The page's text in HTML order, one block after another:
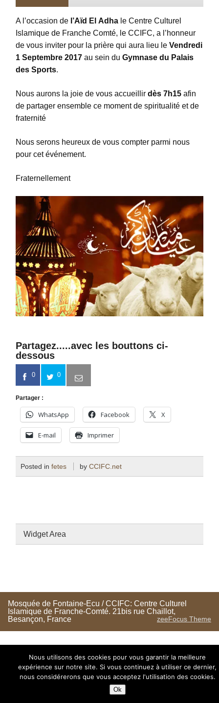
A l’occasion de l’Aïd El Adha le Centre Culturel
Islamique de Franche Comté, le CCIFC, a l’honneur
de vous inviter pour la prière qui aura lieu le Vendredi
1 Septembre 2017 au sein du Gymnase du Palais
des Sports.
Nous aurons la joie de vous accueillir dès 7h15 afin
de partager ensemble ce moment de spiritualité et de
fraternité
Nous serons heureux de vous compter parmi nous
pour cet événement.
Fraternellement
Partagez.....avec les bouttons ci-
dessous
0 0
Partager :
WhatsApp Facebook X
E-mail Imprimer
Posted infetes by CCIFC.net
Widget Area
Mosquée de Fontaine-Ecu / CCIFC: Centre Culturel
Islamique de Franche-Comté. 21bis rue Chaillot,
Besançon, France
zeeFocus Theme
Nous utilisons des cookies pour vous garantir la meilleure
expérience sur notre site. Si vous continuez à utiliser ce dernier,
nous considérerons que vous acceptez l'utilisation des cookies.
Ok